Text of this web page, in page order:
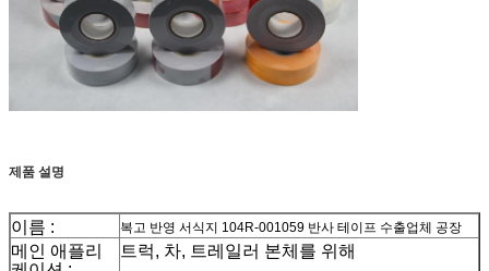
제품 설명
이름 : 복고 반영 서식지 104R-001059 반사 테이프 수출업체 공장
메인 애플리
트럭, 차, 트레일러 본체를 위해